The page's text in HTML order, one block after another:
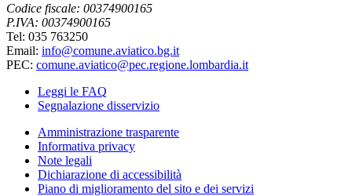
Codice fiscale: 00374900165
P.IVA: 00374900165
Tel: 035 763250
Email: info@comune.aviatico.bg.it
PEC: comune.aviatico@pec.regione.lombardia.it
Leggi le FAQ
Segnalazione disservizio
Amministrazione trasparente
Informativa privacy
Note legali
Dichiarazione di accessibilità
Piano di miglioramento del sito e dei servizi